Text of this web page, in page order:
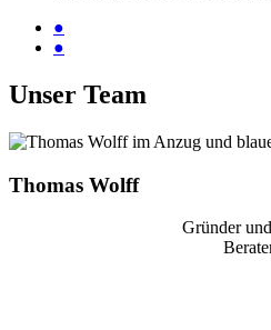
●
●
Unser Team
Thomas Wolff
Gründer